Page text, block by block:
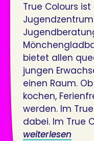
True Colours
bietet allen
jungen
einen Raum.
kochen,
werden. Im
dabei. Im True
weiterlesen